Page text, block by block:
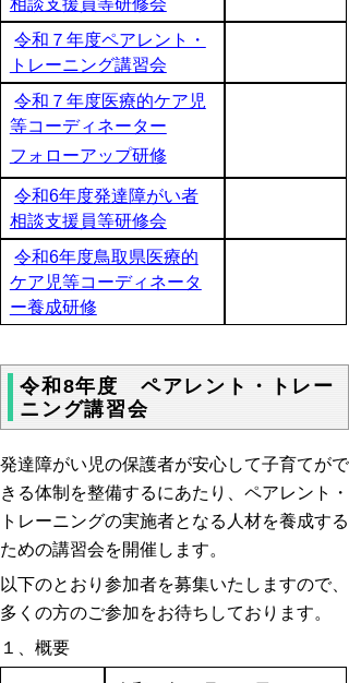
相談支援員等研修会
令和７年度ペアレント・
トレーニング講習会
令和７年度医療的ケア児
等コーディネーター
フォローアップ研修
令和6年度発達障がい者
相談支援員等研修会
令和6年度鳥取県医療的
ケア児等コーディネータ
ー養成研修
令和8年度 ペアレント・トレー
ニング講習会
発達障がい児の保護者が安心して子育てがで
きる体制を整備するにあたり、ペアレント・
トレーニングの実施者となる人材を養成する
ための講習会を開催します。
以下のとおり参加者を募集いたしますので、
多くの方のご参加をお待ちしております。
１、概要